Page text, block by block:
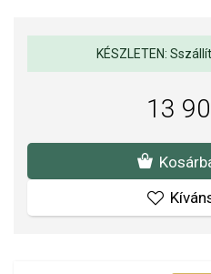
Medál mérete: 10 x 29 mm.
Az anyagok és a kivitelezés
Felületkezelésünk, drágaköveink
KÉSZLETEN:
13